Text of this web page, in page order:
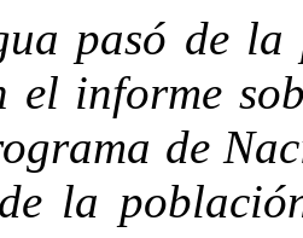
pasó de
el informe
de
de la